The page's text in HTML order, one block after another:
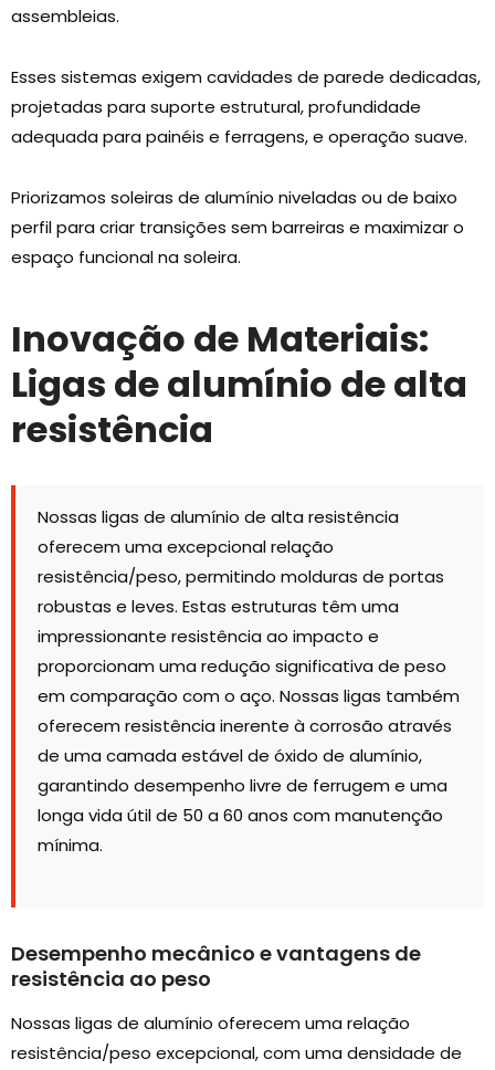
assembleias.
Esses sistemas exigem cavidades de parede dedicadas,
projetadas para suporte estrutural, profundidade
adequada para painéis e ferragens, e operação suave.
Priorizamos soleiras de alumínio niveladas ou de baixo
perfil para criar transições sem barreiras e maximizar o
espaço funcional na soleira.
Inovação de Materiais:
Ligas de alumínio de alta
resistência
Nossas ligas de alumínio de alta resistência
oferecem uma excepcional relação
resistência/peso, permitindo molduras de portas
robustas e leves. Estas estruturas têm uma
impressionante resistência ao impacto e
proporcionam uma redução significativa de peso
em comparação com o aço. Nossas ligas também
oferecem resistência inerente à corrosão através
de uma camada estável de óxido de alumínio,
garantindo desempenho livre de ferrugem e uma
longa vida útil de 50 a 60 anos com manutenção
mínima.
Desempenho mecânico e vantagens de
resistência ao peso
Nossas ligas de alumínio oferecem uma relação
resistência/peso excepcional, com uma densidade de